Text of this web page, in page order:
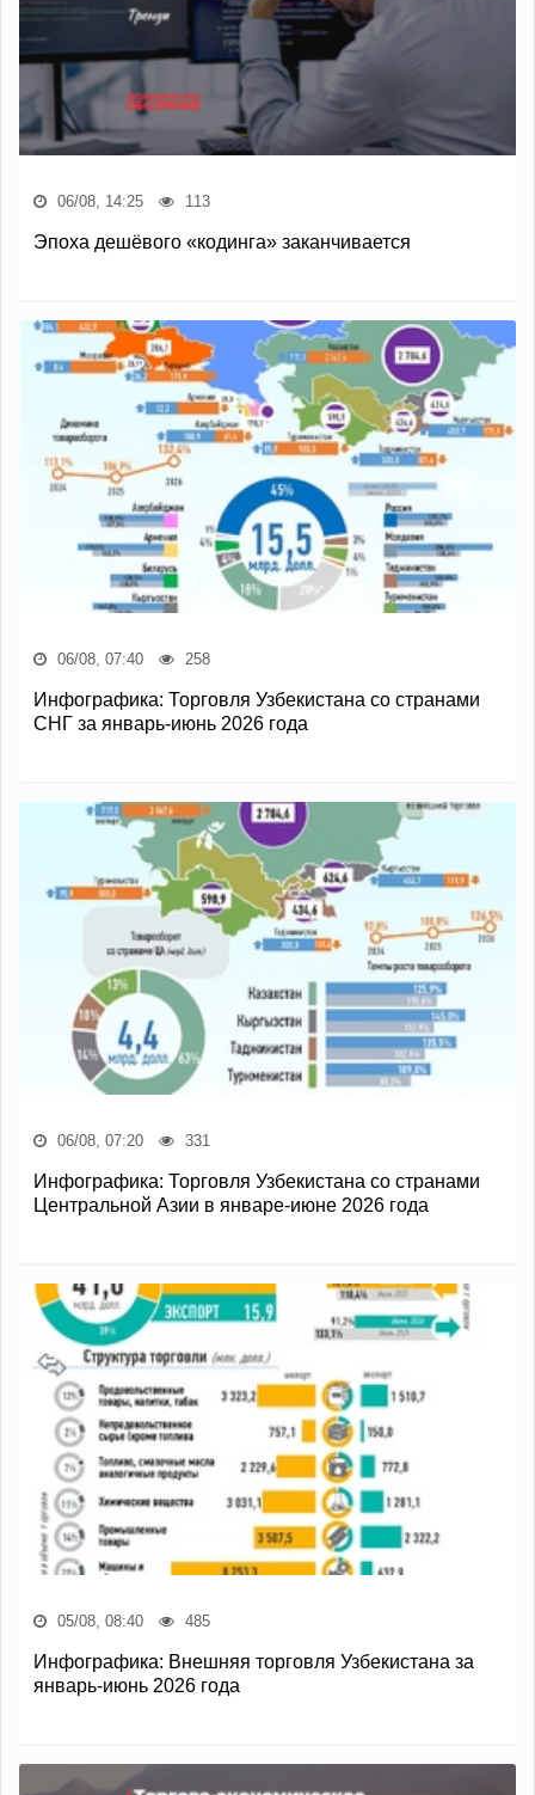
06/08, 14:25 113
Эпоха дешёвого «кодинга» заканчивается
06/08, 07:40 258
Инфографика: Торговля Узбекистана со странами
СНГ за январь-июнь 2026 года
06/08, 07:20 331
Инфографика: Торговля Узбекистана со странами
Центральной Азии в январе-июне 2026 года
05/08, 08:40 485
Инфографика: Внешняя торговля Узбекистана за
январь-июнь 2026 года